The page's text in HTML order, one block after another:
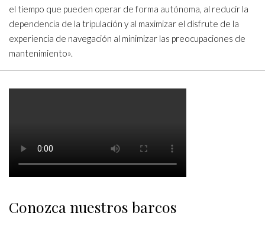
el tiempo que pueden operar de forma autónoma, al reducir la
dependencia de la tripulación y al maximizar el disfrute de la
experiencia de navegación al minimizar las preocupaciones de
mantenimiento».
Conozca nuestros barcos